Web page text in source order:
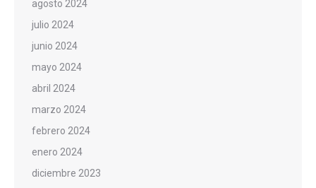
agosto 2024
julio 2024
junio 2024
mayo 2024
abril 2024
marzo 2024
febrero 2024
enero 2024
diciembre 2023